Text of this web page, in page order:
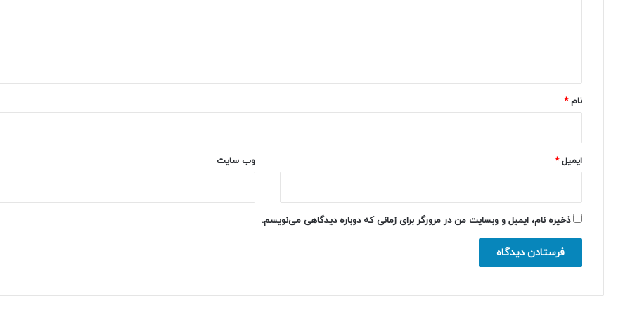
نام*
ایمیل* وب‌ سایت
ذخیره نام، ایمیل و وبسایت من در مرورگر برای زمانی که دوباره دیدگاهی می‌نویسم.